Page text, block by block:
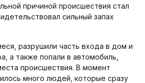
причиной происшествия стал
сильный запах
разрушили часть входа в дом и
а также попали в автомобиль,
происшествия. В момент
много людей, которые сразу